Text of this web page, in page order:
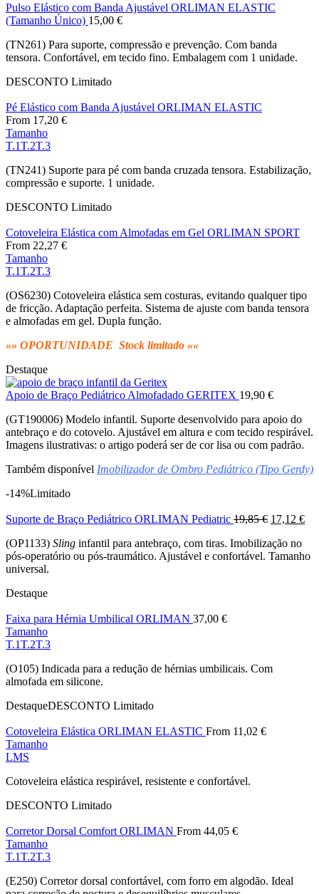
Pulso Elástico com Banda Ajustável ORLIMAN ELASTIC
(Tamanho Único) 15,00 €
(TN261) Para suporte, compressão e prevenção. Com banda
tensora. Confortável, em tecido fino. Embalagem com 1 unidade.
DESCONTO Limitado
Pé Elástico com Banda Ajustável ORLIMAN ELASTIC
From 17,20 €
Tamanho
T.1T.2T.3
(TN241) Suporte para pé com banda cruzada tensora. Estabilização,
compressão e suporte. 1 unidade.
DESCONTO Limitado
Cotoveleira Elástica com Almofadas em Gel ORLIMAN SPORT
From 22,27 €
Tamanho
T.1T.2T.3
(OS6230) Cotoveleira elástica sem costuras, evitando qualquer tipo
de fricção. Adaptação perfeita. Sistema de ajuste com banda tensora
e almofadas em gel. Dupla função.
»» OPORTUNIDADE Stock limitado ««
Destaque
Apoio de Braço Pediátrico Almofadado GERITEX 19,90 €
(GT190006) Modelo infantil. Suporte desenvolvido para apoio do
antebraço e do cotovelo. Ajustável em altura e com tecido respirável.
Imagens ilustrativas: o artigo poderá ser de cor lisa ou com padrão.
Também disponível Imobilizador de Ombro Pediátrico (Tipo Gerdy)
-14%Limitado
Suporte de Braço Pediátrico ORLIMAN Pediatric 19,85€ O
original
era:
17,12 €O
é:
(OP1133) Sling infantil para antebraço, com tiras. Imobilização no
pós-operatório ou pós-traumático. Ajustável e confortável. Tamanho
universal.
Destaque
Faixa para Hérnia Umbilical ORLIMAN 37,00 €
Tamanho
T.1T.2T.3
(O105) Indicada para a redução de hérnias umbilicais. Com
almofada em silicone.
DestaqueDESCONTO Limitado
Cotoveleira Elástica ORLIMAN ELASTIC From 11,02 €
Tamanho
LMS
Cotoveleira elástica respirável, resistente e confortável.
DESCONTO Limitado
Corretor Dorsal Comfort ORLIMAN From 44,05 €
Tamanho
T.1T.2T.3
(E250) Corretor dorsal confortável, com forro em algodão. Ideal